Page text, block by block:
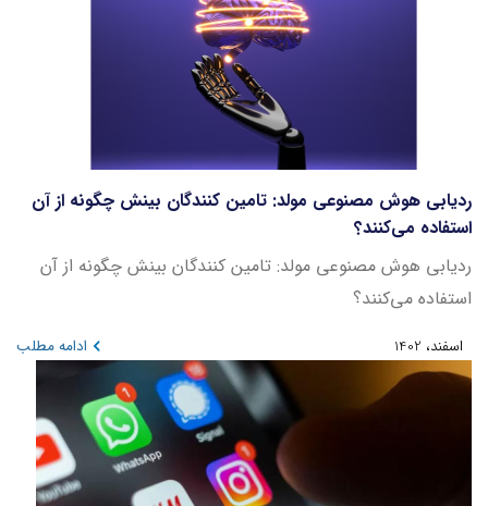
ردیابی هوش مصنوعی مولد: تامین کنندگان بینش چگونه از آن
استفاده می‌کنند؟
ردیابی هوش مصنوعی مولد: تامین کنندگان بینش چگونه از آن
استفاده می‌کنند؟
اسفند، 1402 ادامه مطلب